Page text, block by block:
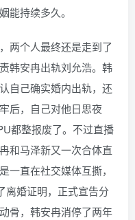
能持续多久。
两个人最终还是走到了
韩安冉出轨刘允浩。韩
自己确实婚内出轨，还
后，自己对他日思夜
都整报废了。不过直播
和马泽新又一次合体直
一直在社交媒体互撕，
离婚证明，正式宣告分
骨，韩安冉消停了两年